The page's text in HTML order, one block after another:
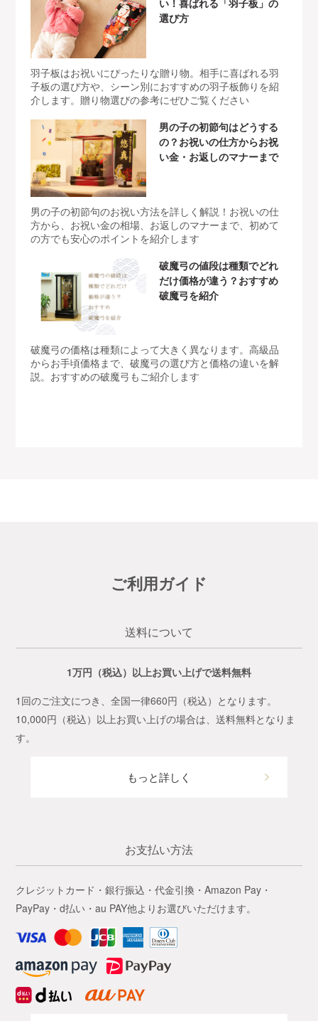
い！喜ばれる「羽子板」の
選び方
羽子板はお祝いにぴったりな贈り物。相手に喜ばれる羽
子板の選び方や、シーン別におすすめの羽子板飾りを紹
介します。贈り物選びの参考にぜひご覧ください
男の子の初節句はどうする
の？お祝いの仕方からお祝
い金・お返しのマナーまで
男の子の初節句のお祝い方法を詳しく解説！お祝いの仕
方から、お祝い金の相場、お返しのマナーまで、初めて
の方でも安心のポイントを紹介します
破魔弓の値段は種類でどれ
だけ価格が違う？おすすめ
破魔弓を紹介
破魔弓の価格は種類によって大きく異なります。高級品
からお手頃価格まで、破魔弓の選び方と価格の違いを解
説。おすすめの破魔弓もご紹介します
ご利用ガイド
送料について
1万円（税込）以上お買い上げで送料無料
1回のご注文につき、全国一律660円（税込）となります。
10,000円（税込）以上お買い上げの場合は、送料無料となりま
す。
もっと詳しく
お支払い方法
クレジットカード・銀行振込・代金引換・Amazon Pay・
PayPay・d払い・au PAY他よりお選びいただけます。